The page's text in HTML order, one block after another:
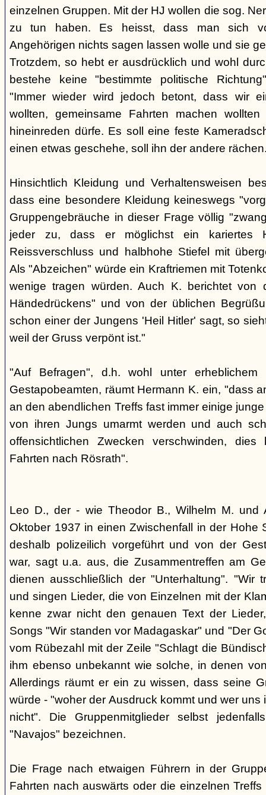
einzelnen Gruppen. Mit der HJ wollen die sog.
zu tun haben. Es heisst, dass man sich
Angehörigen nichts sagen lassen wolle und sie
Trotzdem, so hebt er ausdrücklich und wohl
bestehe keine "bestimmte politische
"Immer wieder wird jedoch betont, dass wir
wollten, gemeinsame Fahrten machen
hineinreden dürfe. Es soll eine feste
einen etwas geschehe, soll ihn der andere
Hinsichtlich Kleidung und Verhaltensweisen
dass eine besondere Kleidung keineswegs
Gruppengebräuche in dieser Frage völlig
jeder zu, dass er möglichst ein kariertes
Reissverschluss und halbhohe Stiefel mit
Als "Abzeichen" würde ein Kraftriemen mit
wenige tragen würden. Auch K. berichtet von
Händedrückens" und von der üblichen
schon einer der Jungens 'Heil Hitler' sagt, so
weil der Gruss verpönt ist."
"Auf Befragen", d.h. wohl unter erheblichem
Gestapobeamten, räumt Hermann K. ein, "dass
an den abendlichen Treffs fast immer einige
von ihren Jungs umarmt werden und auch
offensichtlichen Zwecken verschwinden,
Fahrten nach Rösrath".
Leo D., der - wie Theodor B., Wilhelm M. und
Oktober 1937 in einen Zwischenfall in der Hohe
deshalb polizeilich vorgeführt und von der
war, sagt u.a. aus, die Zusammentreffen am
dienen ausschließlich der "Unterhaltung". "Wir
und singen Lieder, die von Einzelnen mit der
kenne zwar nicht den genauen Text der
Songs "Wir standen vor Madagaskar" und "Der
vom Rübezahl mit der Zeile "Schlagt die
ihm ebenso unbekannt wie solche, in denen
Allerdings räumt er ein zu wissen, dass seine
würde - "woher der Ausdruck kommt und wer
nicht". Die Gruppenmitglieder selbst
"Navajos" bezeichnen.
Die Frage nach etwaigen Führern in der
Fahrten nach auswärts oder die einzelnen